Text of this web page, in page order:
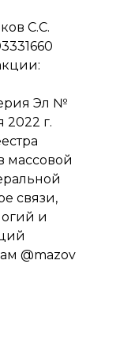
С.С.
Эл №
2022 г.
массовой
связи,
и
@mazov